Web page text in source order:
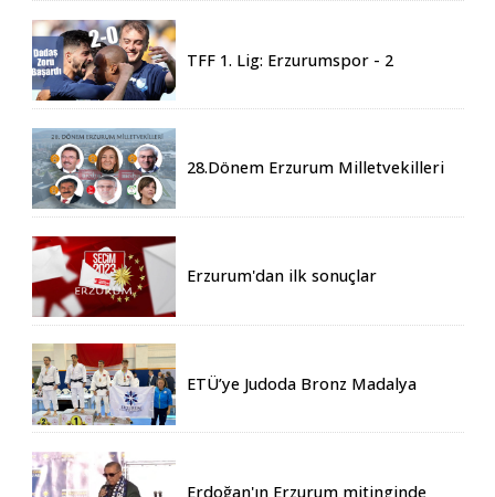
TFF 1. Lig: Erzurumspor - 2
28.Dönem Erzurum Milletvekilleri
Erzurum'dan ilk sonuçlar
ETÜ’ye Judoda Bronz Madalya
Erdoğan'ın Erzurum mitinginde